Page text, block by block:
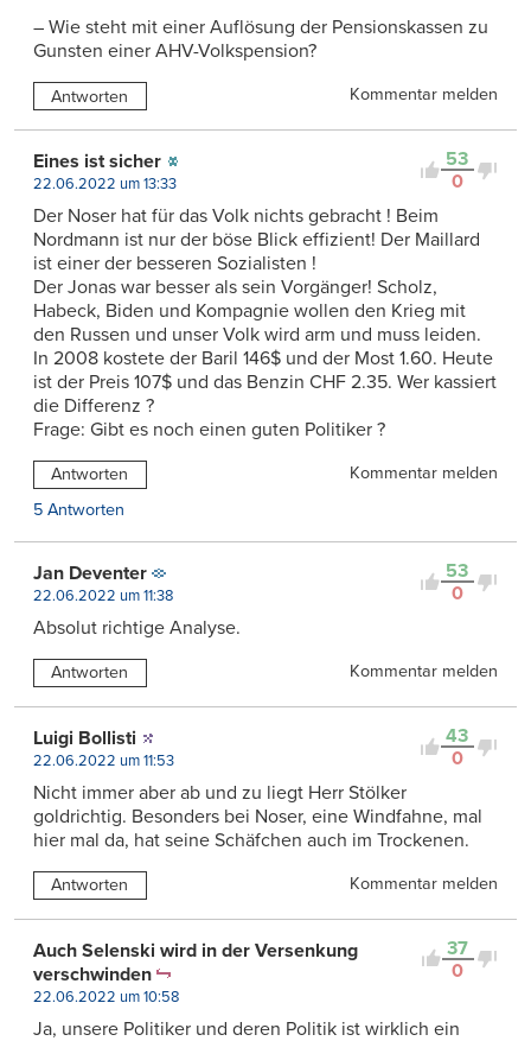
– Wie steht mit einer Auflösung der Pensionskassen zu
Gunsten einer AHV-Volkspension?
Antworten Kommentar melden
53
0
Eines ist sicher
22.06.2022 um 13:33
Der Noser hat für das Volk nichts gebracht ! Beim
Nordmann ist nur der böse Blick effizient! Der Maillard
ist einer der besseren Sozialisten !
Der Jonas war besser als sein Vorgänger! Scholz,
Habeck, Biden und Kompagnie wollen den Krieg mit
den Russen und unser Volk wird arm und muss leiden.
In 2008 kostete der Baril 146$ und der Most 1.60. Heute
ist der Preis 107$ und das Benzin CHF 2.35. Wer kassiert
die Differenz ?
Frage: Gibt es noch einen guten Politiker ?
Antworten
Kommentar melden
5 Antworten
53
0
Jan Deventer
22.06.2022 um 11:38
Absolut richtige Analyse.
Antworten Kommentar melden
43
0
Luigi Bollisti
22.06.2022 um 11:53
Nicht immer aber ab und zu liegt Herr Stölker
goldrichtig. Besonders bei Noser, eine Windfahne, mal
hier mal da, hat seine Schäfchen auch im Trockenen.
Antworten Kommentar melden
37
0
Auch Selenski wird in der Versenkung
verschwinden
22.06.2022 um 10:58
Ja, unsere Politiker und deren Politik ist wirklich ein